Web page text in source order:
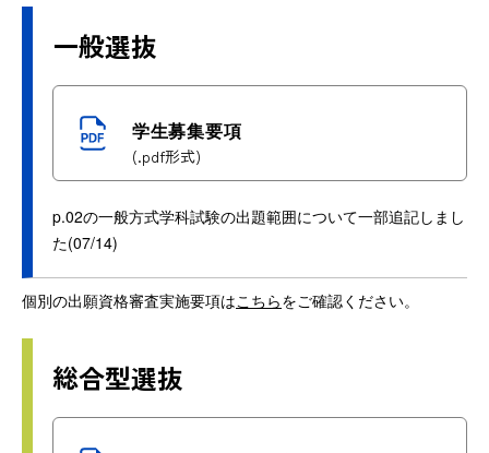
一般選抜
学生募集要項
(.pdf形式)
p.02の一般方式学科試験の出題範囲について一部追記しまし
た(07/14)
個別の出願資格審査実施要項はこちらをご確認ください。
総合型選抜